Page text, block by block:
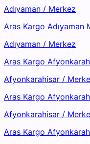
Adıyaman / Merkez
Aras Kargo Adıyaman
Adıyaman / Merkez
Aras Kargo
Afyonkarahisar /
Aras Kargo
Afyonkarahisar /
Aras Kargo